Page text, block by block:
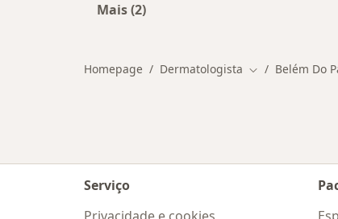
Mais (2)
Homepage Dermatologista Mudar deBelém Do
Serviço